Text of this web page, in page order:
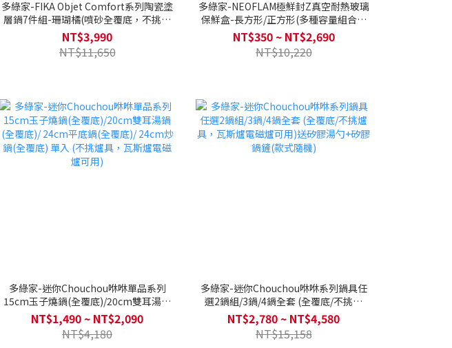
多綠家-FIKA Objet Comfort系列陶瓷塗
層鍋7件組-珊瑚橘(噴砂全覆底，不挑爐
具)
NT$3,990
NT$11,650
多綠家-NEOFLAM極鮮封Z真空耐熱玻璃
保鮮盒-長方形/正方形(多種容量組合可
選)
NT$350 ~ NT$2,690
NT$10,220
多綠家-迷你Chouchou咻咻單品系列
15cm玉子燒鍋(全覆底)/20cm雙耳湯鍋
(全覆底)/ 24cm平底鍋(全覆底)/ 24cm炒
鍋(全覆底) 單入 (不挑爐具，瓦斯爐電磁
爐可用)
NT$1,490 ~ NT$2,090
NT$4,180
多綠家-迷你Chouchou咻咻系列鍋具任
選2鍋組/3鍋/4鍋全套 (全覆底/不挑爐
具，瓦斯爐電磁爐可用)送矽膠湯勺+矽膠
鍋鏟(款式隨機)
NT$2,780 ~ NT$4,580
NT$15,158